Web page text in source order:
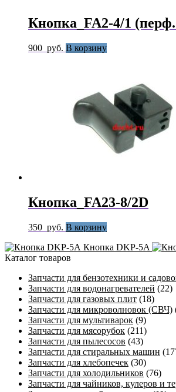
Кнопка_FA2-4/1
900 руб. В корзину
Кнопка_FA23-8/2D
350 руб. В корзину
Кнопка DKP-5A
Каталог товаров
Запчасти для бензотехники и
Запчасти для водонагревателей (22)
Запчасти для газовых плит (18)
Запчасти для микроволновок (СВЧ)
Запчасти для мультиварок (9)
Запчасти для мясорубок (211)
Запчасти для пылесосов (43)
Запчасти для стиральных машин
Запчасти для хлебопечек (30)
Запчасти для холодильников (76)
Запчасти для чайников, кулеров и